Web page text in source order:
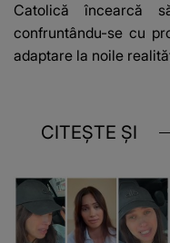
Catolică încearcă
confruntându-se cu
adaptare la noile
CITEȘTE ȘI